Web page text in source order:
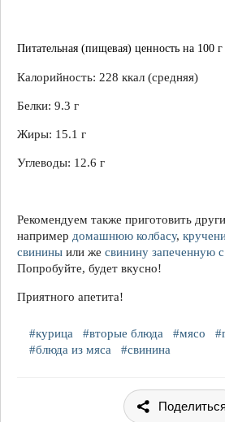
Питательная (пищевая) ценность на 100 г
Калорийность: 228 ккал (средняя)
Белки: 9.3 г
Жиры: 15.1 г
Углеводы: 12.6 г
Рекомендуем также приготовить
например домашнюю колбасу,
свинины или же свинину запеченную
Попробуйте, будет вкусно!
Приятного апетита!
#курица #вторые блюда #мясо
#блюда из мяса
#свинина
Поделиться